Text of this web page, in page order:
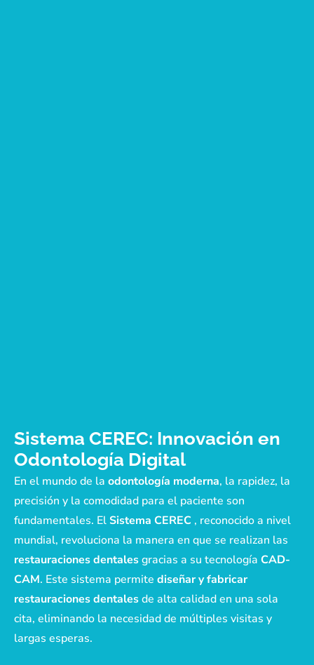
Sistema CEREC: Innovación en
Odontología Digital
En el mundo de la odontología moderna, la rapidez, la
precisión y la comodidad para el paciente son
fundamentales. ElSistema CEREC , reconocido a nivel
mundial, revoluciona la manera en que se realizan las
restauraciones dentalesgracias a su tecnología CAD-
CAM. Este sistema permite diseñar y fabricar
restauraciones dentalesde alta calidad en una sola
cita, eliminando la necesidad de múltiples visitas y
largas esperas.